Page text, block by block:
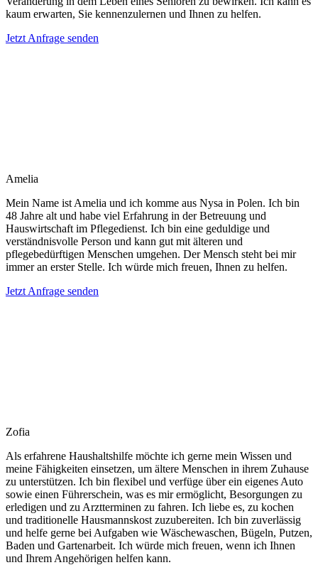
kaum erwarten, Sie kennenzulernen und Ihnen zu helfen.
Jetzt Anfrage senden
Amelia
Mein Name ist Amelia und ich komme aus Nysa in Polen. Ich bin
48 Jahre alt und habe viel Erfahrung in der Betreuung und
Hauswirtschaft im Pflegedienst. Ich bin eine geduldige und
verständnisvolle Person und kann gut mit älteren und
pflegebedürftigen Menschen umgehen. Der Mensch steht bei mir
immer an erster Stelle. Ich würde mich freuen, Ihnen zu helfen.
Jetzt Anfrage senden
Zofia
Als erfahrene Haushaltshilfe möchte ich gerne mein Wissen und
meine Fähigkeiten einsetzen, um ältere Menschen in ihrem Zuhause
zu unterstützen. Ich bin flexibel und verfüge über ein eigenes Auto
sowie einen Führerschein, was es mir ermöglicht, Besorgungen zu
erledigen und zu Arztterminen zu fahren. Ich liebe es, zu kochen
und traditionelle Hausmannskost zuzubereiten. Ich bin zuverlässig
und helfe gerne bei Aufgaben wie Wäschewaschen, Bügeln, Putzen,
Baden und Gartenarbeit. Ich würde mich freuen, wenn ich Ihnen
und Ihrem Angehörigen helfen kann.